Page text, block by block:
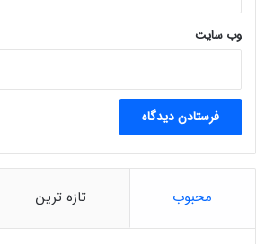
مشاور کاخ سفید توسط ترامپ را رد کرد
مجله خبری lastech
وب‌ سایت
محبوب تازه ترین